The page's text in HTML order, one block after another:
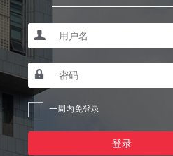
一周内免登录
登录